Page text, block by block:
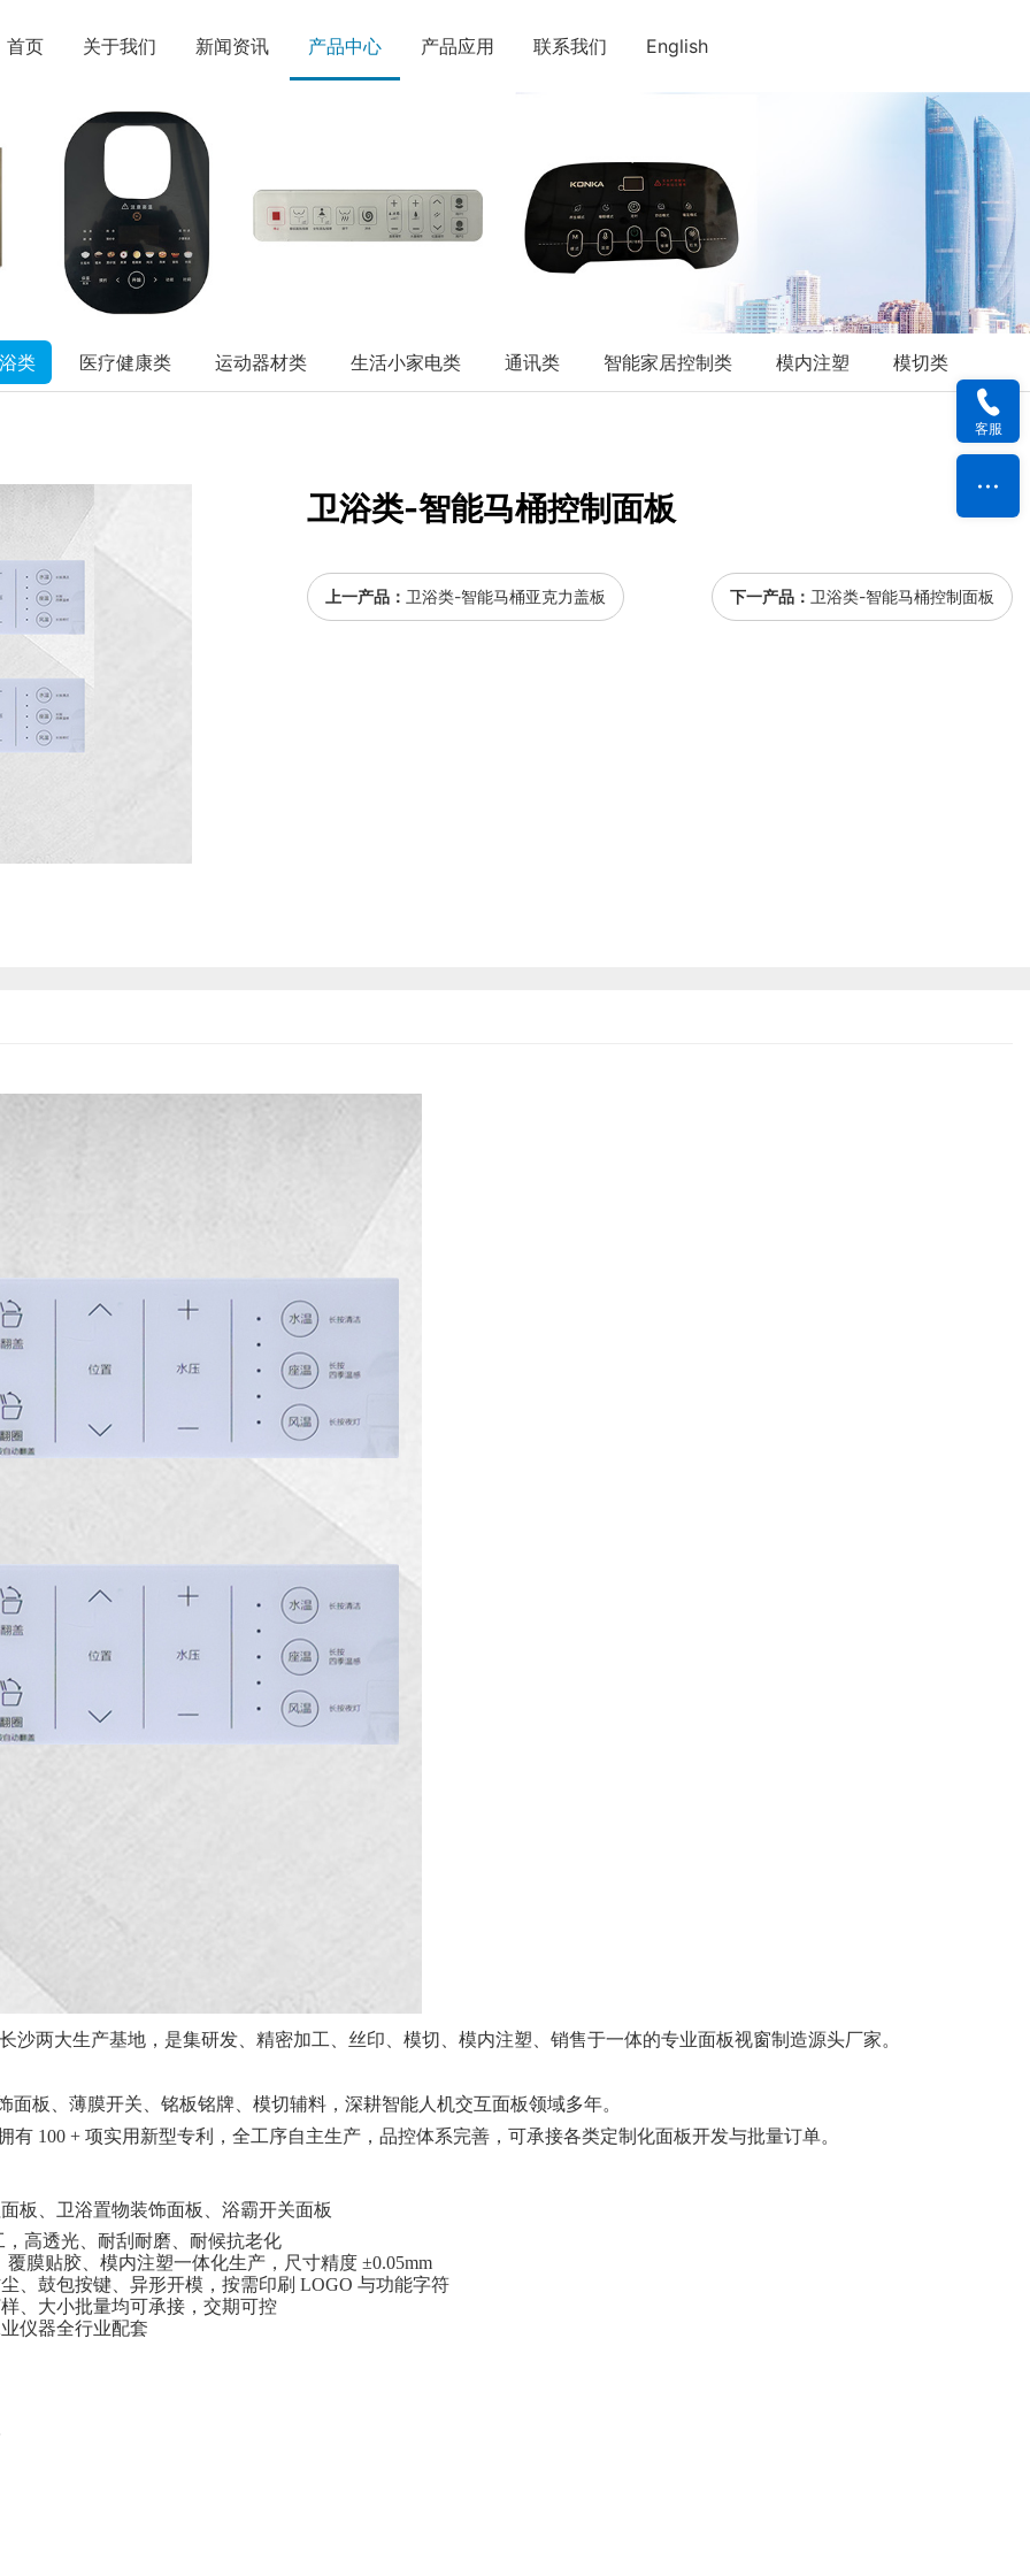
首页 关于我们 新闻资讯 产品中心 产品应用 联系我们 English
类 医疗健康类 运动器材类 生活小家电类 通讯类 智能家居控制类 模内注塑 模切类
卫浴类-智能马桶控制面板
上一产品： 卫浴类-智能马桶亚克力盖板 下一产品： 卫浴类-智能马桶控制面板
沙两大生产基地，是集研发、精密加工、丝印、模切、模内注塑、销售于一体的专业面板视窗制造源头厂家。
面板、薄膜开关、铭板铭牌、模切辅料，深耕智能人机交互面板领域多年。
有 100 + 项实用新型专利，全工序自主生产，品控体系完善，可承接各类定制化面板开发与批量订单。
板、卫浴置物装饰面板、浴霸开关面板
高透光、耐刮耐磨、耐候抗老化
膜贴胶、模内注塑一体化生产，尺寸精度 ±0.05mm
、鼓包按键、异形开模，按需印刷 LOGO 与功能字符
、大小批量均可承接，交期可控
仪器全行业配套
客服